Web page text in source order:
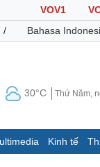
VOV1
/ Bahasa
30°C Thứ Năm,
Kinh tế